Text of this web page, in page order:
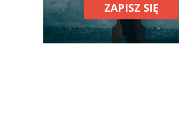
ZAPISZ SIĘ